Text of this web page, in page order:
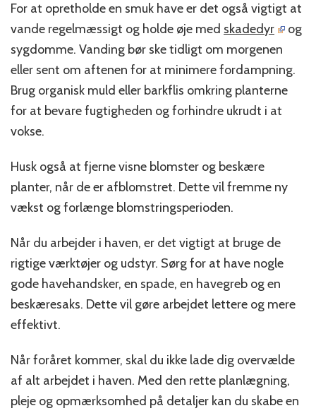
For at opretholde en smuk have er det også vigtigt at
vande regelmæssigt og holde øje med skadedyr
og
sygdomme. Vanding bør ske tidligt om morgenen
eller sent om aftenen for at minimere fordampning.
Brug organisk muld eller barkflis omkring planterne
for at bevare fugtigheden og forhindre ukrudt i at
vokse.
Husk også at fjerne visne blomster og beskære
planter, når de er afblomstret. Dette vil fremme ny
vækst og forlænge blomstringsperioden.
Når du arbejder i haven, er det vigtigt at bruge de
rigtige værktøjer og udstyr. Sørg for at have nogle
gode havehandsker, en spade, en havegreb og en
beskæresaks. Dette vil gøre arbejdet lettere og mere
effektivt.
Når foråret kommer, skal du ikke lade dig overvælde
af alt arbejdet i haven. Med den rette planlægning,
pleje og opmærksomhed på detaljer kan du skabe en